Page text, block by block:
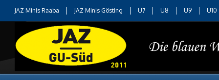
JAZ Minis Raaba JAZ Minis Gösting U7 U8 U9 U10